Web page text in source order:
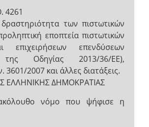
4261
των πιστωτικών
εποπτεία πιστωτικών
επιχειρήσεων επενδύσεων
Οδηγίας 2013/36/ΕΕ),
2007 και άλλες διατάξεις.
ΕΛΛΗΝΙΚΗΣ ΔΗΜΟΚΡΑΤΙΑΣ
νόμο που ψήφισε η